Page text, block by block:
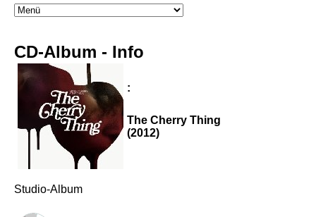
CD-Album - Info
:
The Cherry Thing
(2012)
Studio-Album